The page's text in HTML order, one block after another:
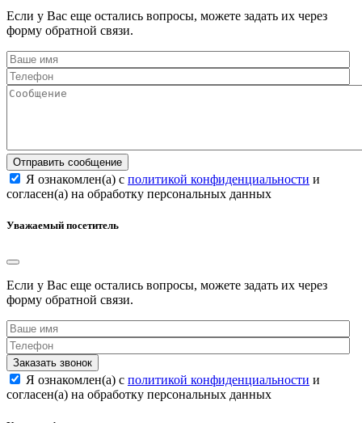
Если у Вас еще остались вопросы, можете задать их через
форму обратной связи.
Отправить сообщение
Я ознакомлен(а) с политикой конфиденциальности и
согласен(а) на обработку персональных данных
Уважаемый посетитель
Если у Вас еще остались вопросы, можете задать их через
форму обратной связи.
Заказать звонок
Я ознакомлен(а) с политикой конфиденциальности и
согласен(а) на обработку персональных данных